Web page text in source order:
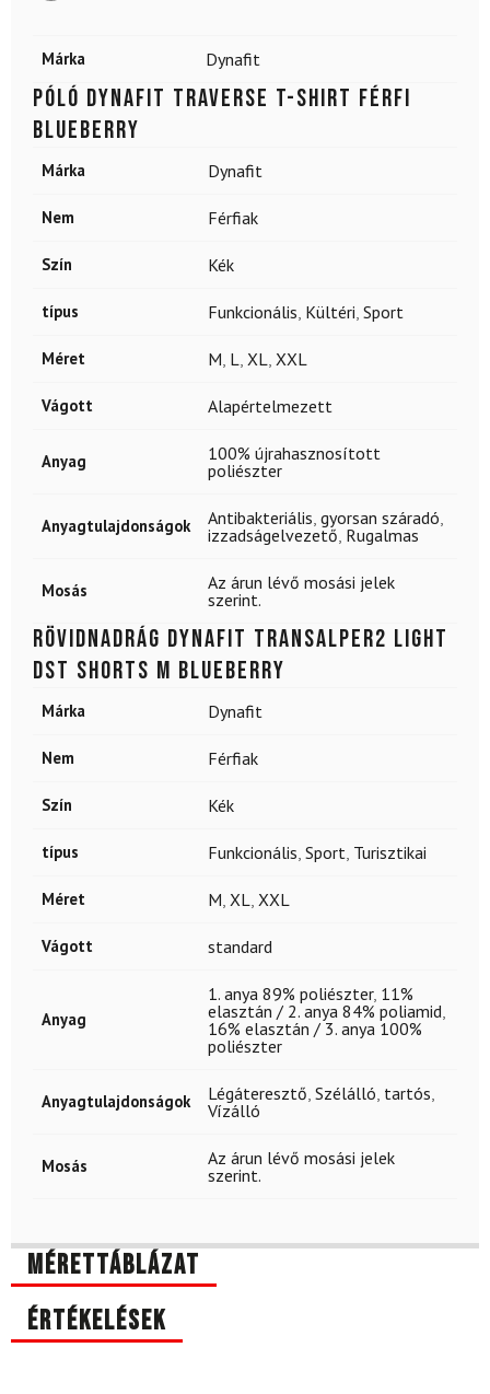
Márka Dynafit
Póló DYNAFIT Traverse T-shirt Férfi
Blueberry
Márka Dynafit
Nem Férfiak
Szín Kék
típus Funkcionális, Kültéri, Sport
Méret M, L, XL, XXL
Vágott Alapértelmezett
Anyag
100% újrahasznosított
poliészter
Anyagtulajdonságok Antibakteriális, gyorsan száradó,
izzadságelvezető, Rugalmas
Mosás
Az árun lévő mosási jelek
szerint.
Rövidnadrág DYNAFIT Transalper2 Light
DST Shorts M Blueberry
Márka Dynafit
Nem Férfiak
Szín Kék
típus Funkcionális, Sport, Turisztikai
Méret M, XL, XXL
Vágott standard
Anyag
1. anya 89% poliészter, 11%
elasztán / 2. anya 84% poliamid,
16% elasztán / 3. anya 100%
poliészter
Anyagtulajdonságok Légáteresztő, Szélálló, tartós,
Vízálló
Mosás
Az árun lévő mosási jelek
szerint.
Mérettáblázat
Értékelések